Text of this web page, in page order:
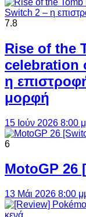
7.8
Rise of the
celebration
η
μορφή
15 Ιούν 2026 8:00
6
MotoGP 26
13 Μάι 2026 8:00